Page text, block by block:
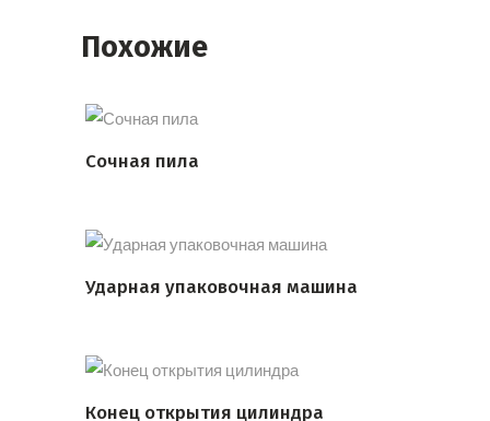
Похожие
ПОДРОБНЕЕ
Сочная пила
ПОДРОБНЕЕ
Ударная упаковочная машина
Конец открытия цилиндра